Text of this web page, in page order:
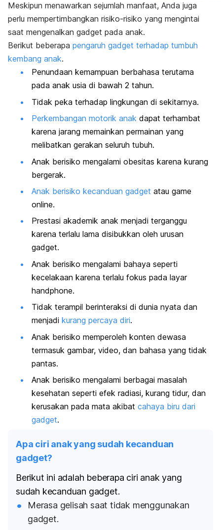
Meskipun menawarkan sejumlah manfaat, Anda juga
perlu mempertimbangkan risiko-risiko yang mengintai
saat mengenalkan gadget pada anak.
Berikut beberapa pengaruh gadget terhadap tumbuh
kembang anak.
Penundaan kemampuan berbahasa terutama
pada anak usia di bawah 2 tahun.
Tidak peka terhadap lingkungan di sekitarnya.
Perkembangan motorik anak dapat terhambat
karena jarang memainkan permainan yang
melibatkan gerakan seluruh tubuh.
Anak berisiko mengalami obesitas karena kurang
bergerak.
Anak berisiko kecanduan gadget atau game
online.
Prestasi akademik anak menjadi terganggu
karena terlalu lama disibukkan oleh urusan
gadget.
Anak berisiko mengalami bahaya seperti
kecelakaan karena terlalu fokus pada layar
handphone.
Tidak terampil berinteraksi di dunia nyata dan
menjadi kurang percaya diri.
Anak berisiko memperoleh konten dewasa
termasuk gambar, video, dan bahasa yang tidak
pantas.
Anak berisiko mengalami berbagai masalah
kesehatan seperti efek radiasi, kurang tidur, dan
kerusakan pada mata akibat cahaya biru dari
gadget.
Apa ciri anak yang sudah kecanduan
gadget?
Berikut ini adalah beberapa ciri anak yang
sudah kecanduan gadget.
Merasa gelisah saat tidak menggunakan
gadget.